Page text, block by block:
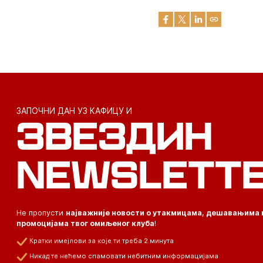
ЗАПОЧНИ ДАН УЗ КАФИЦУ И
ЗВЕЗДИН
Не пропусти најважније новости о утакмицама, дешавањима
промоцијама твог омиљеног клуба!
Кратки имејлови за које ти треба 2 минута
Никад те нећемо спамовати небитним информацијама